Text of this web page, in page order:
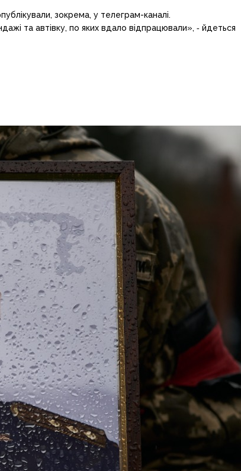
зокрема, у телеграм-каналі.
та автівку, по яких вдало відпрацювали», ‑ йдеться